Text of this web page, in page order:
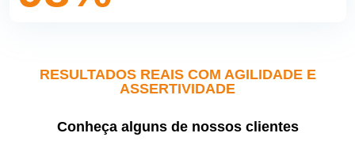
RESULTADOS REAIS COM AGILIDADE E
ASSERTIVIDADE
Conheça alguns de nossos clientes